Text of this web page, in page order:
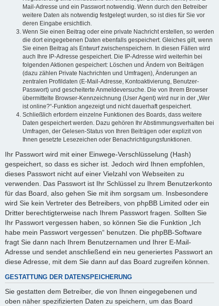
Mail-Adresse und ein Passwort notwendig. Wenn durch den Betreiber
weitere Daten als notwendig festgelegt wurden, so ist dies für Sie vor
deren Eingabe ersichtlich.
Wenn Sie einen Beitrag oder eine private Nachricht erstellen, so werden
die dort eingegebenen Daten ebenfalls gespeichert. Gleiches gilt, wenn
Sie einen Beitrag als Entwurf zwischenspeichern. In diesen Fällen wird
auch Ihre IP-Adresse gespeichert. Die IP-Adresse wird weiterhin bei
folgenden Aktionen gespeichert: Löschen und Ändern von Beiträgen
(dazu zählen Private Nachrichten und Umfragen), Änderungen an
zentralen Profildaten (E-Mail-Adresse, Kontoaktivierung, Benutzer-
Passwort) und gescheiterte Anmeldeversuche. Die von Ihrem Browser
übermittelte Browser-Kennzeichnung (User Agent) wird nur in der „Wer
ist online?“-Funktion angezeigt und nicht dauerhaft gespeichert.
Schließlich erfordern einzelne Funktionen des Boards, dass weitere
Daten gespeichert werden. Dazu gehören Ihr Abstimmungsverhalten bei
Umfragen, der Gelesen-Status von Ihren Beiträgen oder explizit von
Ihnen gesetzte Lesezeichen oder Benachrichtigungsfunktionen.
Ihr Passwort wird mit einer Einwege-Verschlüsselung (Hash)
gespeichert, so dass es sicher ist. Jedoch wird Ihnen empfohlen,
dieses Passwort nicht auf einer Vielzahl von Webseiten zu
verwenden. Das Passwort ist Ihr Schlüssel zu Ihrem Benutzerkonto
für das Board, also gehen Sie mit ihm sorgsam um. Insbesondere
wird Sie kein Vertreter des Betreibers, von phpBB Limited oder ein
Dritter berechtigterweise nach Ihrem Passwort fragen. Sollten Sie
Ihr Passwort vergessen haben, so können Sie die Funktion „Ich
habe mein Passwort vergessen“ benutzen. Die phpBB-Software
fragt Sie dann nach Ihrem Benutzernamen und Ihrer E-Mail-
Adresse und sendet anschließend ein neu generiertes Passwort an
diese Adresse, mit dem Sie dann auf das Board zugreifen können.
GESTATTUNG DER DATENSPEICHERUNG
Sie gestatten dem Betreiber, die von Ihnen eingegebenen und
oben näher spezifizierten Daten zu speichern, um das Board